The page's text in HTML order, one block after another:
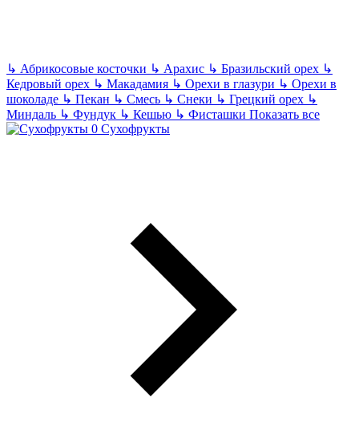
↳ Абрикосовые косточки ↳ Арахис ↳ Бразильский орех ↳
Кедровый орех ↳ Макадамия ↳ Орехи в глазури ↳ Орехи в
шоколаде ↳ Пекан ↳ Смесь ↳ Снеки ↳ Грецкий орех ↳
Миндаль ↳ Фундук ↳ Кешью ↳ Фисташки Показать все
Сухофрукты